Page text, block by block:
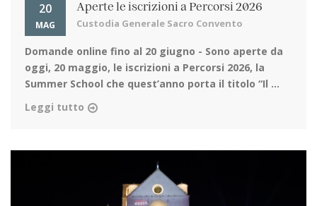
20
MAG
Aperte le iscrizioni a Percorsi 2026
Custodia Generale Sacro Convento
Domande online fino al 20 giugno - Sono aperte da
oggi, 20 maggio, le iscrizioni a Percorsi 2026, la
Summer School che quest’anno porta il titolo “Il ...
Leggi tutto